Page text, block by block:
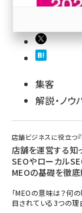
集客
解説・ノウ
店舗ビジネスに役立つ
店舗を運営する知
SEOやローカル
MEOの基礎を徹
「MEOの意味は？何
目されている3つの理